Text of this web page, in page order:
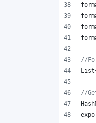
//
List
//